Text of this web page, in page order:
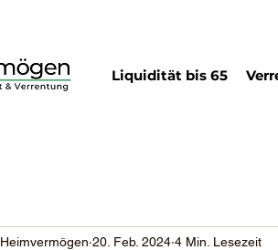
Liquidität bis 65
Heimvermögen 20. Feb. 2024 4 Min. Lesezeit